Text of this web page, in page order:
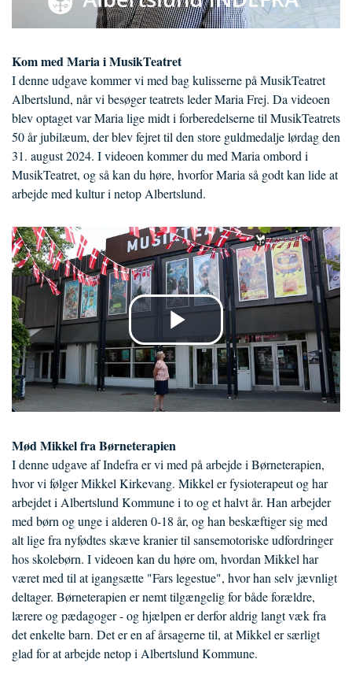
Kom med Maria i MusikTeatret
I denne udgave kommer vi med bag kulisserne på MusikTeatret
Albertslund, når vi besøger teatrets leder Maria Frej. Da videoen
blev optaget var Maria lige midt i forberedelserne til MusikTeatrets
50 år jubilæum, der blev fejret til den store guldmedalje lørdag den
31. august 2024. I videoen kommer du med Maria ombord i
MusikTeatret, og så kan du høre, hvorfor Maria så godt kan lide at
arbejde med kultur i netop Albertslund.
Mød Mikkel fra Børneterapien
I denne udgave af Indefra er vi med på arbejde i Børneterapien,
hvor vi følger Mikkel Kirkevang. Mikkel er fysioterapeut og har
arbejdet i Albertslund Kommune i to og et halvt år. Han arbejder
med børn og unge i alderen 0-18 år, og han beskæftiger sig med
alt lige fra nyfødtes skæve kranier til sansemotoriske udfordringer
hos skolebørn. I videoen kan du høre om, hvordan Mikkel har
været med til at igangsætte "Fars legestue", hvor han selv jævnligt
deltager. Børneterapien er nemt tilgængelig for både forældre,
lærere og pædagoger - og hjælpen er derfor aldrig langt væk fra
det enkelte barn. Det er en af årsagerne til, at Mikkel er særligt
glad for at arbejde netop i Albertslund Kommune.